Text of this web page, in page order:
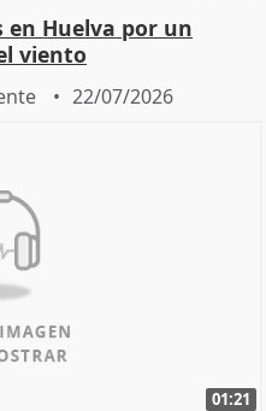
en Huelva por un
viento
22/07/2026
01:21